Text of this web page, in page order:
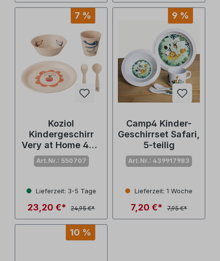
7 %
Koziol
Kindergeschirr
Very at Home 4er-
Set
Art.Nr.: 550707
Lieferzeit: 3-5 Tage
23,20 €* 24,95 €*
9 %
Camp4 Kinder-
Geschirrset Safari,
5-teilig
Art.Nr.: 439917983
Lieferzeit: 1 Woche
7,20 €* 7,95 €*
10 %